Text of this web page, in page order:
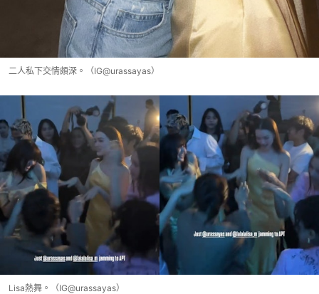
二人私下交情頗深。（IG@urassayas）
Lisa熱舞。（IG@urassayas）